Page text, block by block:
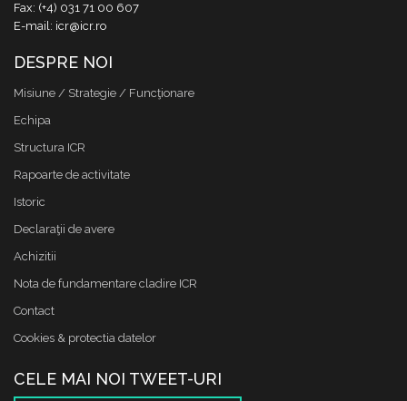
Fax: (+4) 031 71 00 607
E-mail: icr@icr.ro
DESPRE NOI
Misiune / Strategie / Funcţionare
Echipa
Structura ICR
Rapoarte de activitate
Istoric
Declaraţii de avere
Achizitii
Nota de fundamentare cladire ICR
Contact
Cookies & protectia datelor
CELE MAI NOI TWEET-URI